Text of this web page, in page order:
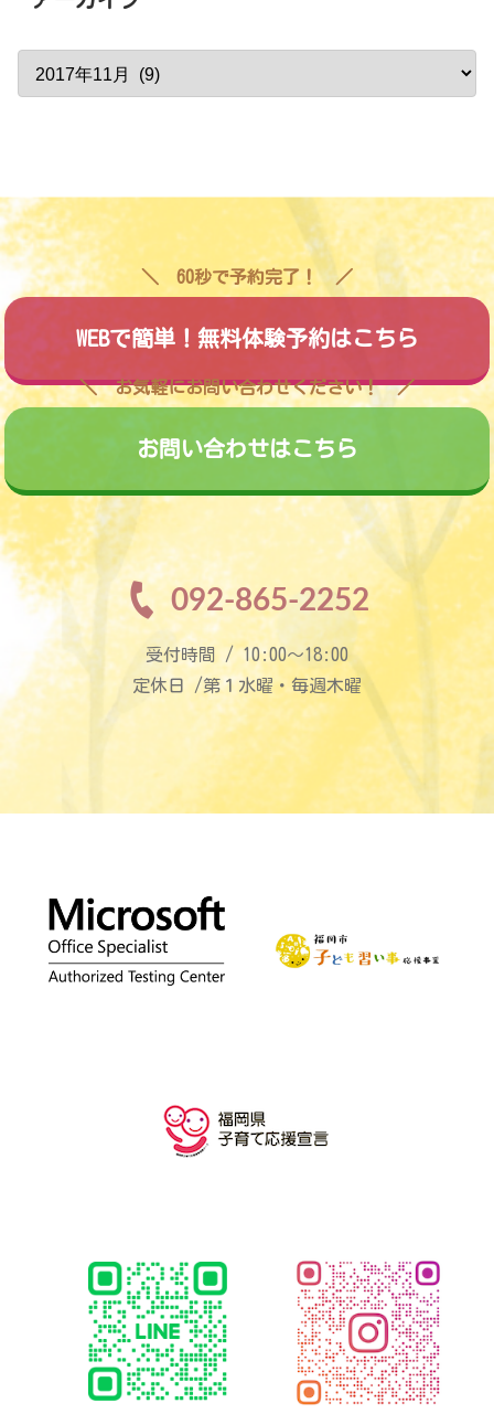
60秒で予約完了！
WEBで簡単！無料体験予約はこちら
お気軽にお問い合わせください！
お問い合わせはこちら
092-865-2252
受付時間 / 10:00〜18:00
定休日 /第１水曜・毎週木曜